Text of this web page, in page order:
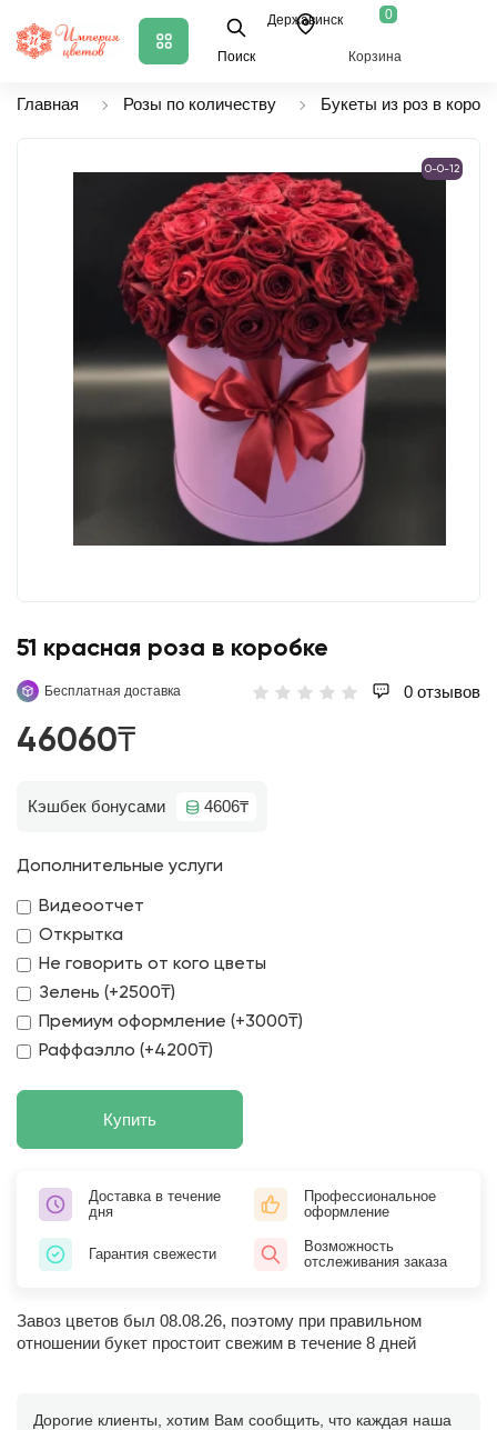
Поиск
Державинск 0
Корзина
Главная Розы по количеству Букеты из роз в
0-0-12
51 красная роза в коробке
Бесплатная доставка 0 отзывов
46060₸
Кэшбек бонусами 4606₸
Дополнительные услуги
Видеоотчет
Открытка
Не говорить от кого цветы
Зелень (+2500₸)
Премиум оформление (+3000₸)
Раффаэлло (+4200₸)
Купить
Доставка в течение
дня
Профессиональное
оформление
Гарантия свежести
Возможность
отслеживания заказа
Завоз цветов был 08.08.26, поэтому при правильном
отношении букет простоит свежим в течение 8 дней
Дорогие клиенты, хотим Вам сообщить, что каждая наша